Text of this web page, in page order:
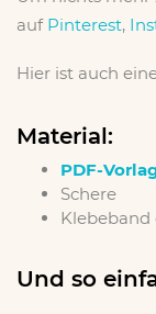
auf Pinterest,
Hier ist auch
Material:
PDF-
Schere
Klebeband
Und so